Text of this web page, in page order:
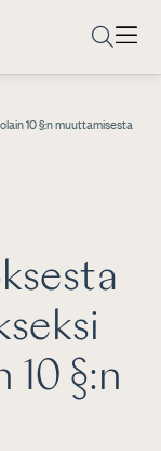
10 §:n muuttamisesta
§:n